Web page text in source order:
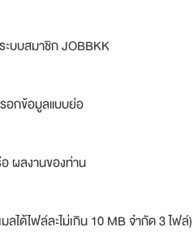
ะบบสมาชิก JOBBKK
อกข้อมูลแบบย่อ
ผลงานของท่าน
ได้ไฟล์ละไม่เกิน 10 MB จำกัด 3 ไฟล์)